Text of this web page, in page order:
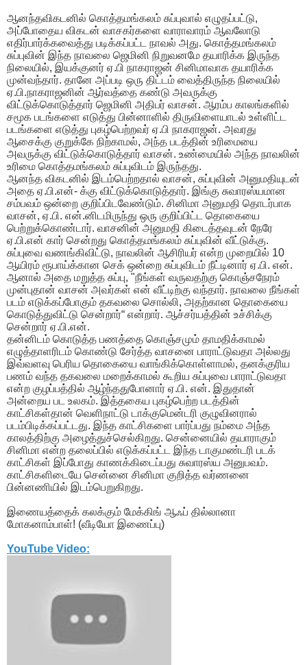
ஆனந்தவிகடனில் கொத்தமங்கலம் சுப்புவால் எழுதப்பட்டு,
அப்போதைய விகடன் வாசகர்களை வாராவாரம் ஆவலோடு
எதிர்பார்க்கவைத்து படிக்கப்பட்ட நாவல் அது. கொத்தமங்கலம்
சுப்புவின் இந்த நாவலை ஜெமினி நிறுவனமே தயாரிக்க இருந்த
நிலையில், இயக்குனர் ஏ.பி நாகராஜன் சினிமாவாக தயாரிக்க
முன்வந்தார். தானே அப்படி ஒரு திட்டம் வைத்திருந்த நிலையில்
ஏ.பி.நாகராஜனின் ஆர்வத்தை கண்டு அவருக்கு
விட்டுக்கொடுத்தார் ஜெமினி அதிபர் வாசன். ஆரம்ப காலங்களில்
சமூக படங்களை எடுத்து பின்னாளில் திருவிளையாடல் உள்ளிட்ட
படங்களை எடுத்து புகழ்பெற்றவர் ஏ.பி நாகராஜன். அவரது
ஆசைக்கு குறுக்கே நிற்காமல், அந்த படத்தின் உரிமையை
அவருக்கு விட்டுக்கொடுத்தார் வாசன். உண்மையில் அந்த நாவலின்
உரிமை கொத்தமங்கலம் சுப்புவிடம் இருந்தது.
ஆனந்த விகடனில் இடம்பெற்றதால் வாசன், சுப்புவின் அனுமதியுடன்
அதை ஏ.பி.என்- க்கு விட்டுக்கொடுத்தார். இங்கு சுவாரஸ்யமான
சம்பவம் ஒன்றை குறிப்பிடவேண்டும். சினிமா அனுமதி தொடர்பாக
வாசன், ஏ.பி. என்.னிடமிருந்து ஒரு குறிப்பிட்ட தொகையை
பெற்றுக்கொண்டார். வாசனின் அனுமதி கிடைத்தவுடன் நேரே
ஏ.பி.என் கார் சென்றது கொத்தமங்கலம் சுப்புவின் வீட்டுக்கு.
சுப்புவை வணங்கிவிட்டு, நாவலின் ஆசிரியர் என்ற முறையில் 10
ஆயிரம் ரூபாய்க்கான செக் ஒன்றை சுப்புவிடம் நீட்டினார் ஏ.பி. என்.
ஆனால் அதை மறுத்த சுப்பு, "நீங்கள் வருவதற்கு கொஞ்சநேரம்
முன்புதான் வாசன் அவர்கள் என் வீட்டிற்கு வந்தார். நாவலை நீங்கள்
படம் எடுக்கப்போகும் தகவலை சொல்லி, அதற்கான தொகையை
கொடுத்துவிட்டு சென்றார்“ என்றார். ஆச்சர்யத்தின் உச்சிக்கு
சென்றார் ஏ.பி.என்.
தன்னிடம் கொடுத்த பணத்தை கொஞ்சமும் தாமதிக்காமல்
எழுத்தாளரிடம் கொண்டு சேர்த்த வாசனை பாராட்டுவதா அல்லது
இவ்வளவு பெரிய தொகையை வாங்கிக்கொள்ளாமல், தனக்குரிய
பணம் வந்த தகவலை மறைக்காமல் கூறிய சுப்புவை பாராட்டுவதா
என்ற குழப்பத்தில் ஆழ்ந்ததுபோனார் ஏ.பி. என். இதுதான்
அன்றைய பட உலகம். இத்தகைய புகழ்பெற்ற படத்தின்
காட்சிகள்தான் வெளிநாட்டு டாக்குமென்டரி குழுவினரால்
படம்பிடிக்கப்பட்டது. இந்த காட்சிகளை பார்ப்பது நம்மை அந்த
காலத்திற்கு அழைத்துச்செல்கிறது. சென்னையில் தயாராகும்
சினிமா என்ற தலைப்பில் எடுக்கப்பட்ட இந்த டாகுமண்டரி படக்
காட்சிகள் இப்போது காணக்கிடைப்பது சுவாரஸ்ய அனுபவம்.
காட்சிகளிடையே சென்னை சினிமா குறித்த வர்ணனை
பின்னணியில் இடம்பெறுகிறது.
இணையத்தைக் கலக்கும் மேக்கிங் ஆஃப் தில்லானா
மோகனாம்பாள்! (வீடியோ இணைப்பு)
YouTube Video: